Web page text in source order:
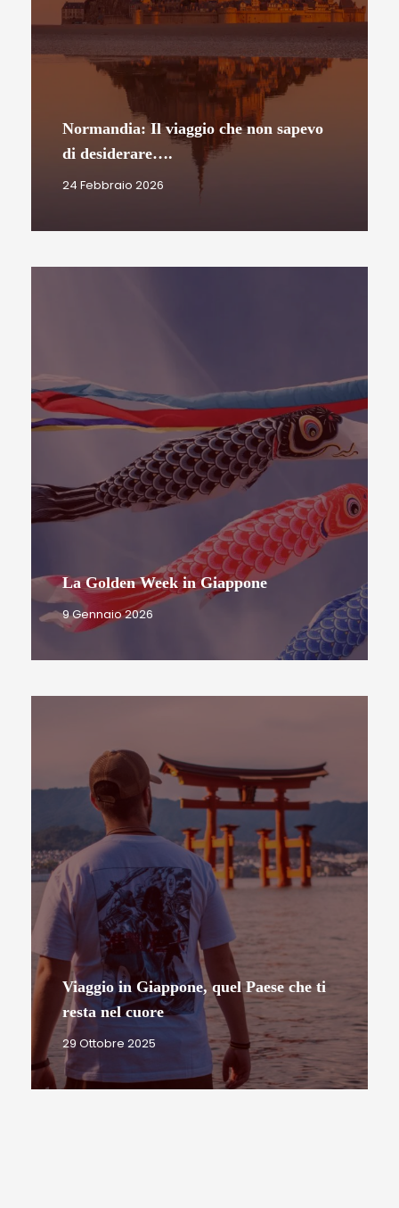
Normandia: Il viaggio che non sapevo
di desiderare….
24 Febbraio 2026
La Golden Week in Giappone
9 Gennaio 2026
Viaggio in Giappone, quel Paese che ti
resta nel cuore
29 Ottobre 2025